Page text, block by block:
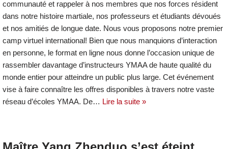
communauté et rappeler à nos membres que nos forces résident
dans notre histoire martiale, nos professeurs et étudiants dévoués
et nos amitiés de longue date. Nous vous proposons notre premier
camp virtuel international! Bien que nous manquions d’interaction
en personne, le format en ligne nous donne l’occasion unique de
rassembler davantage d’instructeurs YMAA de haute qualité du
monde entier pour atteindre un public plus large. Cet événement
vise à faire connaître les offres disponibles à travers notre vaste
réseau d’écoles YMAA. De… Lire la suite »